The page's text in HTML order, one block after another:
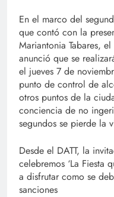
En el marco del
que contó con la
Mariantonia Tabares,
anunció que se
el jueves 7 de
punto de control de
otros puntos de la
conciencia de no
segundos se pierde la
Desde el DATT, la
celebremos ‘La Fiesta
a disfrutar como se
sanciones